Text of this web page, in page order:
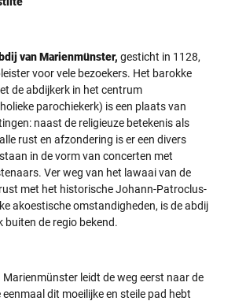
van Marienmünster, gesticht in 1128,
voor vele bezoekers. Het barokke
de abdijkerk in het centrum
parochiekerk) is een plaats van
naast de religieuze betekenis als
rust en afzondering is er een divers
in de vorm van concerten met
Ver weg van het lawaai van de
met het historische Johann-Patroclus-
akoestische omstandigheden, is de abdij
buiten de regio bekend.
leidt de weg eerst naar de
eenmaal dit moeilijke en steile pad hebt